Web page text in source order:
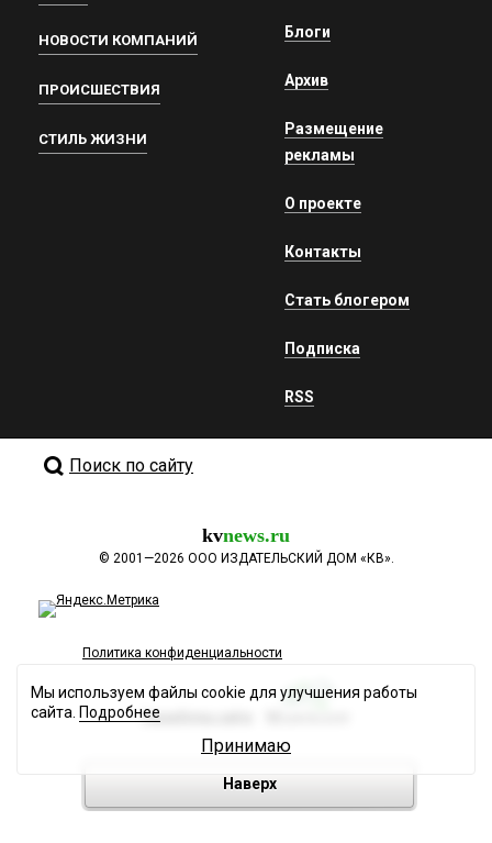
НОВОСТИ КОМПАНИЙ
ПРОИСШЕСТВИЯ
СТИЛЬ ЖИЗНИ
Блоги
Архив
Размещение
рекламы
О проекте
Контакты
Стать блогером
Подписка
RSS
Поиск по сайту
kvnews.ru
© 2001—2026 ООО ИЗДАТЕЛЬСКИЙ ДОМ «КВ».
Политика конфиденциальности
Разработка сайта
Наверх
Мы используем файлы cookie для улучшения работы
сайта. Подробнее
Принимаю